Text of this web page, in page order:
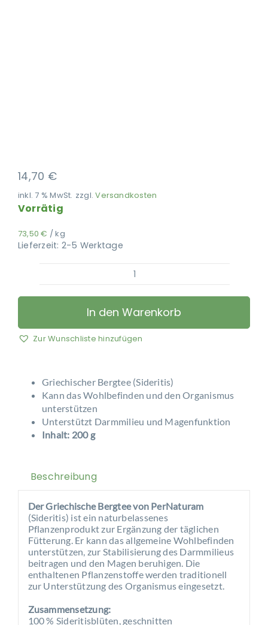
14,70 €
inkl. 7 % MwSt. zzgl.Versandkosten
Vorrätig
73,50€ /kg
Lieferzeit: 2-5 Werktage
PerNaturam
–
Griechischer
aus
In den Warenkorb
Zur Wunschliste hinzufügen
Griechischer Bergtee (Sideritis)
Kann das Wohlbefinden und den Organismus
unterstützen
Unterstützt Darmmilieu und Magenfunktion
Inhalt: 200 g
Beschreibung
Der Griechische Bergtee von PerNaturam
(Sideritis) ist ein naturbelassenes
Pflanzenprodukt zur Ergänzung der täglichen
Fütterung. Er kann das allgemeine Wohlbefinden
unterstützen, zur Stabilisierung des Darmmilieus
beitragen und den Magen beruhigen. Die
enthaltenen Pflanzenstoffe werden traditionell
zur Unterstützung des Organismus eingesetzt.
Zusammensetzung:
100 % Sideritisblüten, geschnitten